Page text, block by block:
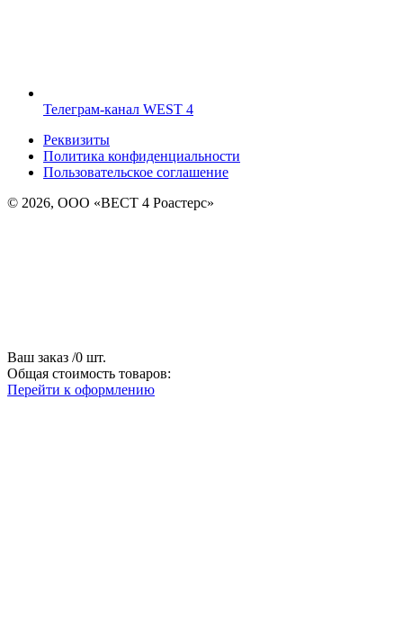
Телеграм-канал WEST 4
Реквизиты
Политика конфиденциальности
Пользовательское соглашение
© 2026, ООО «ВЕСТ 4 Роастерс»
Ваш заказ /0 шт.
Общая стоимость товаров:
Перейти к оформлению